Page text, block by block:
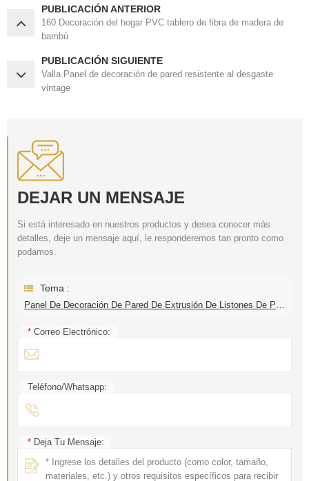
PUBLICACIÓN ANTERIOR
160 Decoración del hogar PVC tablero de fibra de madera de
bambú
PUBLICACIÓN SIGUIENTE
Valla Panel de decoración de pared resistente al desgaste
vintage
DEJAR UN MENSAJE
Si está interesado en nuestros productos y desea conocer más
detalles, deje un mensaje aquí, le responderemos tan pronto como
podamos.
Tema :
Panel De Decoración De Pared De Extrusión De Listones De PVC De Madera Prefabricada
* Correo Electrónico:
Teléfono/Whatsapp:
* Deja Tu Mensaje: